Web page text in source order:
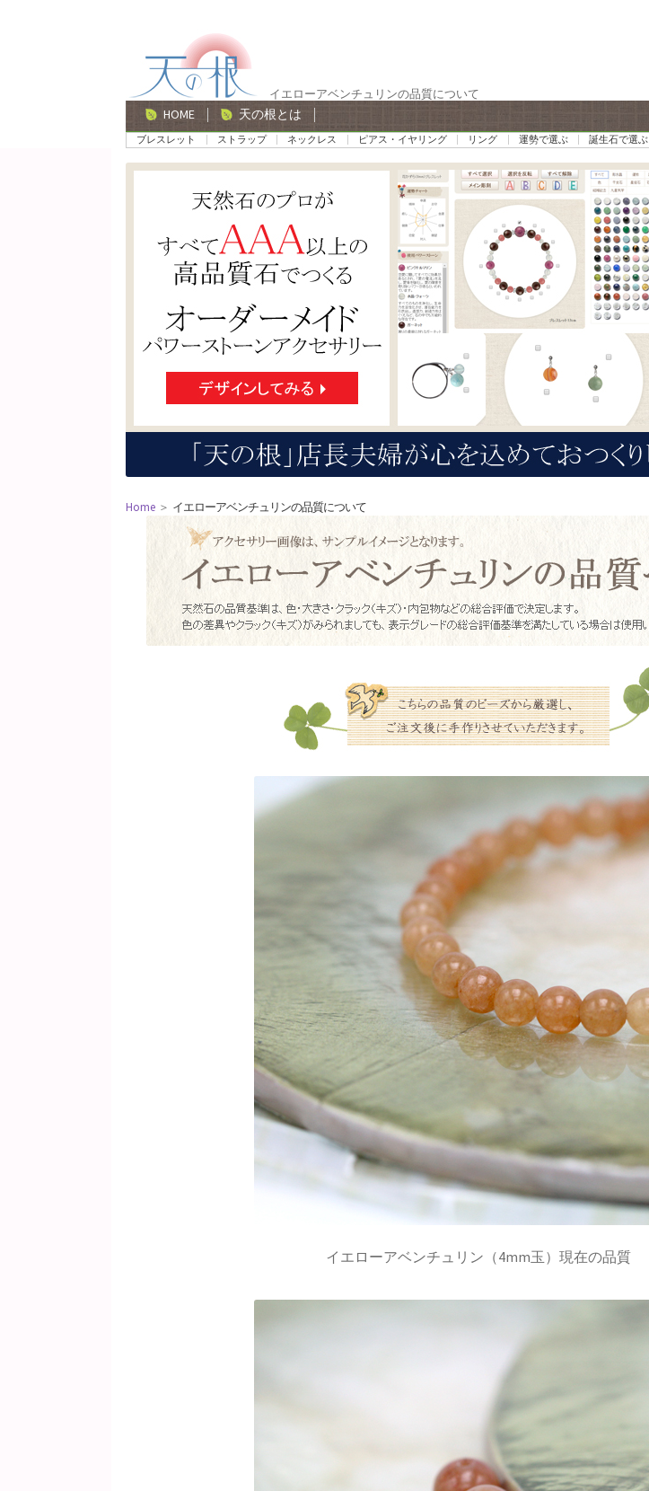
ー
シ
ョ
ン
ン
ツ
へ
ス
イエローアベンチュリンの品質について
HOME 天の根とは
ブレスレット ストラップ ネックレス ピアス・イヤリング リング 運勢で選ぶ 誕生石で選ぶ
Home ＞ イエローアベンチュリンの品質について
イエローアベンチュリン（4mm玉）現在の品質